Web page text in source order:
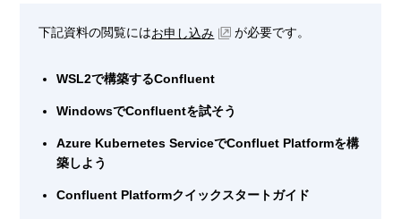
下記資料の閲覧にはお申し込み が必要です。
WSL2で構築するConfluent
WindowsでConfluentを試そう
Azure Kubernetes ServiceでConfluet Platformを構
築しよう
Confluent Platformクイックスタートガイド